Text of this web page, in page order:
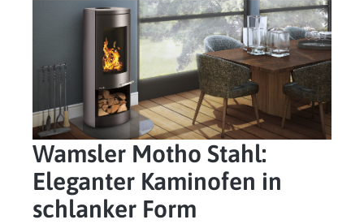
Wamsler Motho Stahl:
Eleganter Kaminofen in
schlanker Form